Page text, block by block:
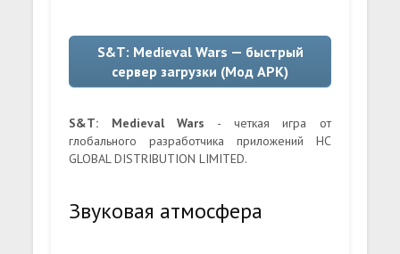
S&T: Medieval Wars — быстрый
сервер загрузки (Мод APK)
S&T: Medieval Wars - четкая игра от
глобального разработчика приложений HC
GLOBAL DISTRIBUTION LIMITED.
Звуковая атмосфера